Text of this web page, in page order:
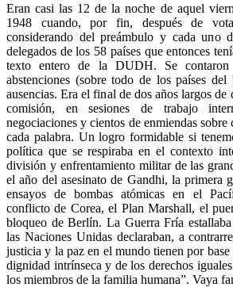
Eran casi las 12 de la noche de aquel
1948 cuando, por fin, después de
considerando del preámbulo y cada uno
delegados de los 58 países que entonces
texto entero de la DUDH. Se
abstenciones (sobre todo de los países
ausencias. Era el final de dos años largos de
comisión, en sesiones de trabajo
negociaciones y cientos de enmiendas sobre
cada palabra. Un logro formidable si
política que se respiraba en el contexto
división y enfrentamiento militar de las
el año del asesinato de Gandhi, la primera
ensayos de bombas atómicas en el
conflicto de Corea, el Plan Marshall, el
bloqueo de Berlín. La Guerra Fría
las Naciones Unidas declaraban, a
justicia y la paz en el mundo tienen por
dignidad intrínseca y de los derechos
los miembros de la familia humana”. Vaya